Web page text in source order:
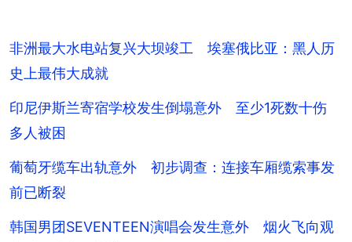
非洲最大水电站复兴大坝竣工 埃塞俄比亚：黑人历
史上最伟大成就
印尼伊斯兰寄宿学校发生倒塌意外 至少1死数十伤
多人被困
葡萄牙缆车出轨意外 初步调查：连接车厢缆索事发
前已断裂
韩国男团SEVENTEEN演唱会发生意外 烟火飞向观